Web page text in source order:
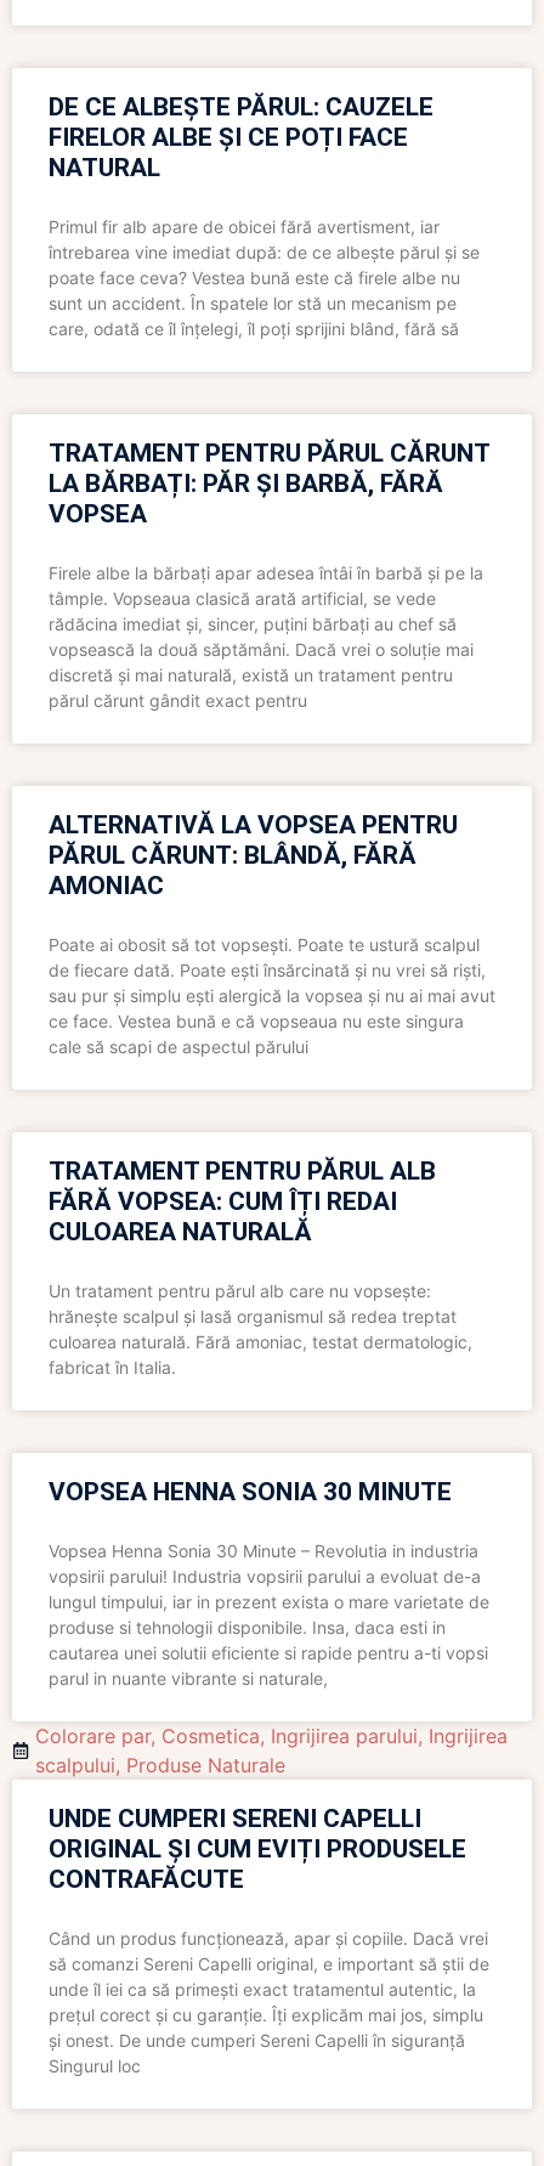
DE CE ALBEȘTE PĂRUL: CAUZELE
FIRELOR ALBE ȘI CE POȚI FACE
NATURAL
Primul fir alb apare de obicei fără avertisment, iar
întrebarea vine imediat după: de ce albește părul și se
poate face ceva? Vestea bună este că firele albe nu
sunt un accident. În spatele lor stă un mecanism pe
care, odată ce îl înțelegi, îl poți sprijini blând, fără să
TRATAMENT PENTRU PĂRUL CĂRUNT
LA BĂRBAȚI: PĂR ȘI BARBĂ, FĂRĂ
VOPSEA
Firele albe la bărbați apar adesea întâi în barbă și pe la
tâmple. Vopseaua clasică arată artificial, se vede
rădăcina imediat și, sincer, puțini bărbați au chef să
vopsească la două săptămâni. Dacă vrei o soluție mai
discretă și mai naturală, există un tratament pentru
părul cărunt gândit exact pentru
ALTERNATIVĂ LA VOPSEA PENTRU
PĂRUL CĂRUNT: BLÂNDĂ, FĂRĂ
AMONIAC
Poate ai obosit să tot vopsești. Poate te ustură scalpul
de fiecare dată. Poate ești însărcinată și nu vrei să riști,
sau pur și simplu ești alergică la vopsea și nu ai mai avut
ce face. Vestea bună e că vopseaua nu este singura
cale să scapi de aspectul părului
TRATAMENT PENTRU PĂRUL ALB
FĂRĂ VOPSEA: CUM ÎȚI REDAI
CULOAREA NATURALĂ
Un tratament pentru părul alb care nu vopsește:
hrănește scalpul și lasă organismul să redea treptat
culoarea naturală. Fără amoniac, testat dermatologic,
fabricat în Italia.
VOPSEA HENNA SONIA 30 MINUTE
Vopsea Henna Sonia 30 Minute – Revolutia in industria
vopsirii parului! Industria vopsirii parului a evoluat de-a
lungul timpului, iar in prezent exista o mare varietate de
produse si tehnologii disponibile. Insa, daca esti in
cautarea unei solutii eficiente si rapide pentru a-ti vopsi
parul in nuante vibrante si naturale,
Colorare par, Cosmetica, Ingrijirea parului, Ingrijirea
scalpului, Produse Naturale
UNDE CUMPERI SERENI CAPELLI
ORIGINAL ȘI CUM EVIȚI PRODUSELE
CONTRAFĂCUTE
Când un produs funcționează, apar și copiile. Dacă vrei
să comanzi Sereni Capelli original, e important să știi de
unde îl iei ca să primești exact tratamentul autentic, la
prețul corect și cu garanție. Îți explicăm mai jos, simplu
și onest. De unde cumperi Sereni Capelli în siguranță
Singurul loc